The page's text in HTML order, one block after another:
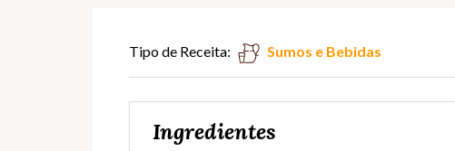
Tipo de Receita: Sumos e Bebidas
Ingredientes